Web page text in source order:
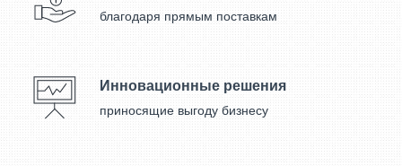
благодаря прямым поставкам
Инновационные решения
приносящие выгоду бизнесу